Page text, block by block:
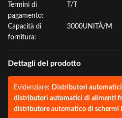
Termini di
pagamento:
T/T
Capacità di
fornitura:
3000UNITÀ/M
Dettagli del prodotto
Evidenziare: Distributori
distributori automatici di alimenti
distributore automatico di schermi